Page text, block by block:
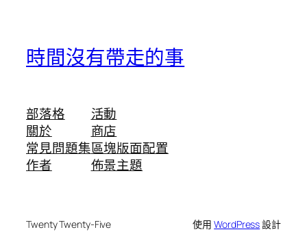
時間沒有帶走的事
部落格
關於
常見問題集
作者
活動
商店
區塊版面配置
佈景主題
Twenty Twenty-Five 使用WordPress設計